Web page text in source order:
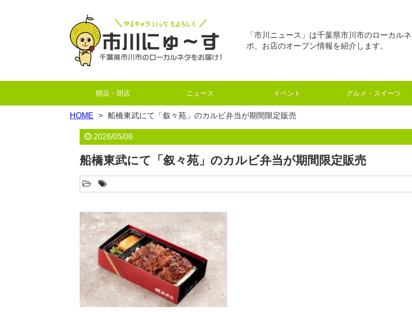
「市川ニュース」は千葉県市川市のローカル
ポ、お店のオープン情報を紹介します。
開店・閉店 ニュース イベント グルメ・スイーツ
HOME 船橋東武にて「叙々苑」のカルビ弁当が期間限定販売
2026/05/06
船橋東武にて「叙々苑」のカルビ弁当が期間限定販売